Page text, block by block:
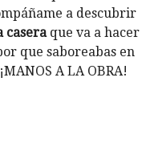
a descubrir
caseraque va a hacer
que saboreabas en
A LA OBRA!